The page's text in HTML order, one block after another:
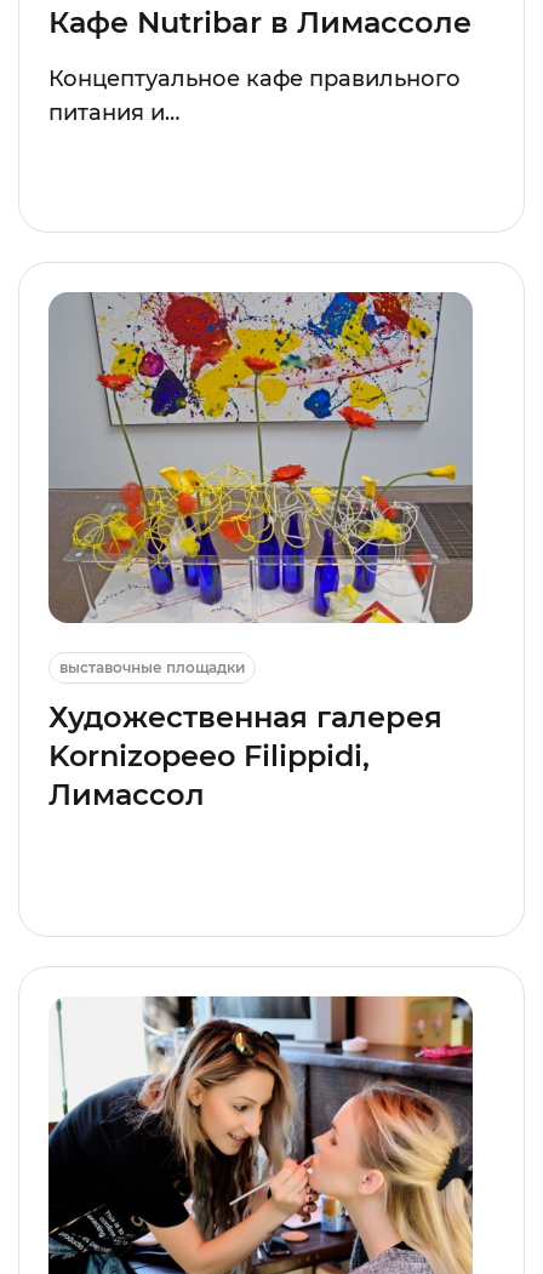
Кафе Nutribar в Лимассоле
Концептуальное кафе правильного
питания и…
выставочные площадки
Художественная галерея
Kornizopeeo Filippidi,
Лимассол